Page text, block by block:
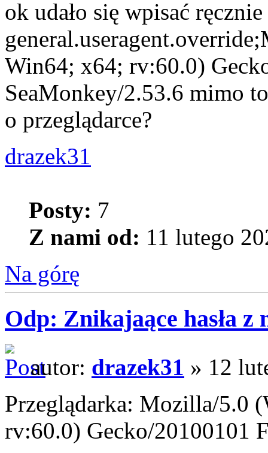
ok udało się wpisać
Win64; x64; rv:60.0)
SeaMonkey/2.53.6 mimo
o przeglądarce?
drazek31
Posty: 7
Z nami od: 11 lutego
Na górę
Odp: Znikajaące hasła z
autor: drazek31 » 12
Przeglądarka: Mozilla/5.0
rv:60.0) Gecko/20100101